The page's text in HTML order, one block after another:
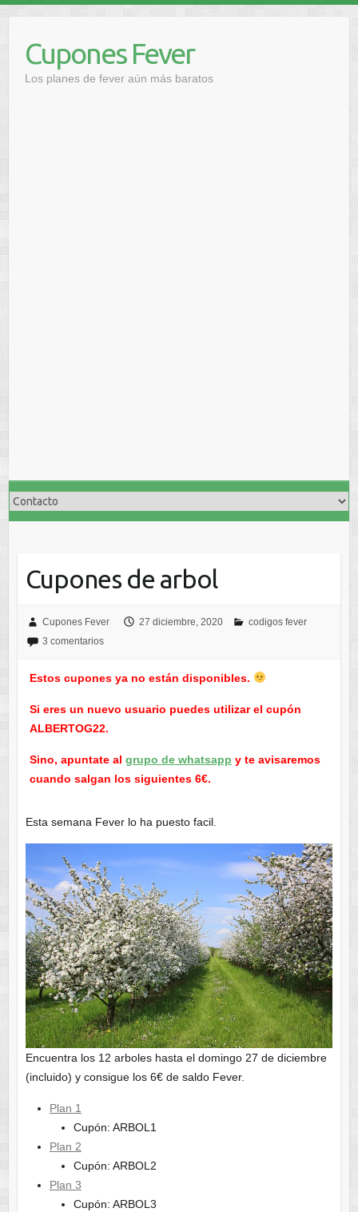
contenidoCupones Fever
Los planes de fever aún más baratos
Cupones de arbol
Cupones Fever 27 diciembre, 2020
codigos fever
3 comentarios
Estos cupones ya no están disponibles.
Si eres un nuevo usuario puedes utilizar el cupón
ALBERTOG22.
Sino, apuntate al grupo de whatsapp y te avisaremos
cuando salgan los siguientes 6€.
Esta semana Fever lo ha puesto facil.
Encuentra los 12 arboles hasta el domingo 27 de diciembre
(incluido) y consigue los 6€ de saldo Fever.
Plan 1
Cupón: ARBOL1
Plan 2
Cupón: ARBOL2
Plan 3
Cupón: ARBOL3